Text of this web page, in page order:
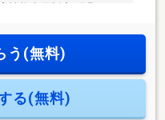
能表示制度4分野6項目
ットバス ・シャワート
付きインターホン ・
う(無料)
る(無料)